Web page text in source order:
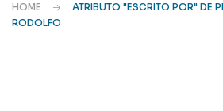
HOME ATRIBUTO "ESCRITO POR" DE
RODOLFO